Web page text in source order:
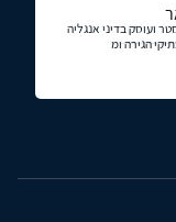
ועוסק בדיני אנגליה
הגירה ומ